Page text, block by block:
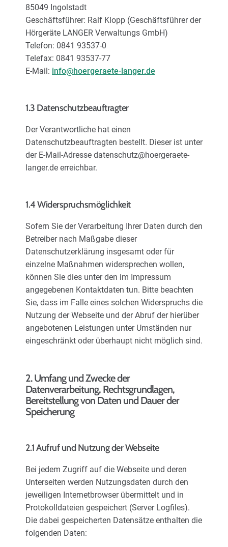
85049 Ingolstadt
Geschäftsführer: Ralf Klopp (Geschäftsführer der
Hörgeräte LANGER Verwaltungs GmbH)
Telefon: 0841 93537-0
Telefax: 0841 93537-77
E-Mail: info@hoergeraete-langer.de
1.3 Datenschutzbeauftragter
Der Verantwortliche hat einen
Datenschutzbeauftragten bestellt. Dieser ist unter
der E-Mail-Adresse datenschutz@hoergeraete-
langer.de erreichbar.
1.4 Widerspruchsmöglichkeit
Sofern Sie der Verarbeitung Ihrer Daten durch den
Betreiber nach Maßgabe dieser
Datenschutzerklärung insgesamt oder für
einzelne Maßnahmen widersprechen wollen,
können Sie dies unter den im Impressum
angegebenen Kontaktdaten tun. Bitte beachten
Sie, dass im Falle eines solchen Widerspruchs die
Nutzung der Webseite und der Abruf der hierüber
angebotenen Leistungen unter Umständen nur
eingeschränkt oder überhaupt nicht möglich sind.
2. Umfang und Zwecke der
Datenverarbeitung, Rechtsgrundlagen,
Bereitstellung von Daten und Dauer der
Speicherung
2.1 Aufruf und Nutzung der Webseite
Bei jedem Zugriff auf die Webseite und deren
Unterseiten werden Nutzungsdaten durch den
jeweiligen Internetbrowser übermittelt und in
Protokolldateien gespeichert (Server Logfiles).
Die dabei gespeicherten Datensätze enthalten die
folgenden Daten: